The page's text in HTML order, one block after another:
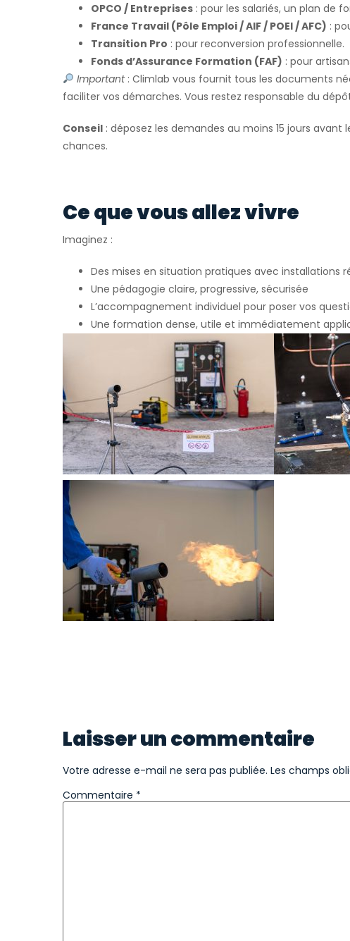
OPCO / Entreprises : pour les salariés, un plan de
France Travail (Pôle Emploi / AIF / POEI / AFC) :
Transition Pro : pour reconversion professionnelle.
Fonds d’Assurance Formation (FAF) : pour
Important: Climlab vous fournit tous les documents
faciliter vos démarches. Vous restez responsable du
Conseil : déposez les demandes au moins 15 jours
chances.
Ce que vous allez vivre
Imaginez :
Des mises en situation pratiques avec installations
Une pédagogie claire, progressive, sécurisée
L’accompagnement individuel pour poser vos
Une formation dense, utile et immédiatement
Laisser un commentaire
Votre adresse e-mail ne sera pas publiée. Les champs
Commentaire *